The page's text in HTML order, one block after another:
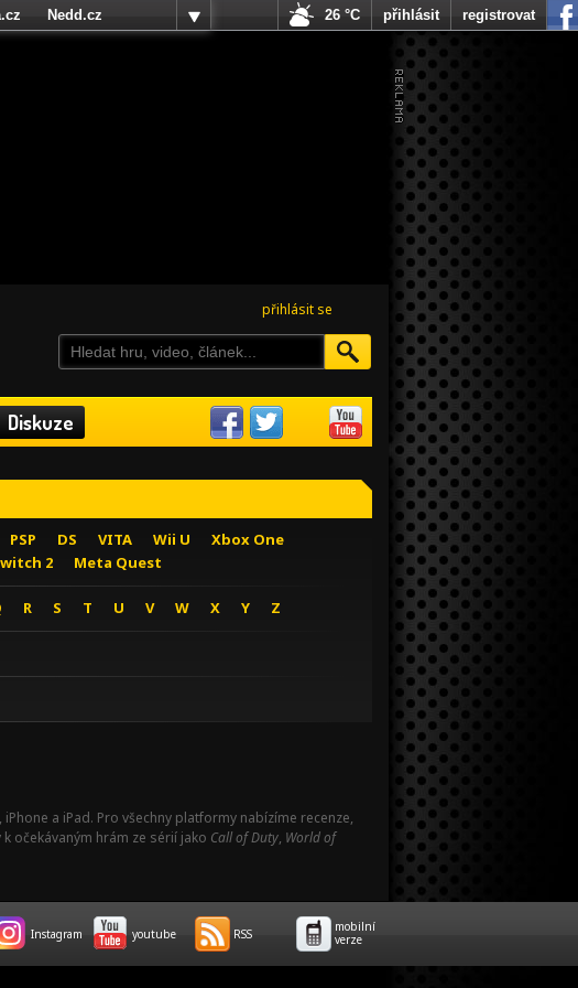
přihlásit se
Diskuze
PSP DS VITA Wii U
Xbox One
2 Meta Quest
R S T U V W X Y Z
iPhone a iPad. Pro všechny platformy nabízíme recenze,
očekávaným hrám ze sérií jako Call of Duty, World of
Nedd.cz
26 °C přihlásit registrovat
Instagram youtube RSS
mobilní
verze